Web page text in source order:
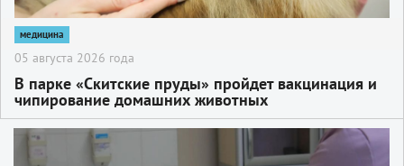
медицина
05 августа 2026 года
В парке «Скитские пруды» пройдет вакцинация и
чипирование домашних животных